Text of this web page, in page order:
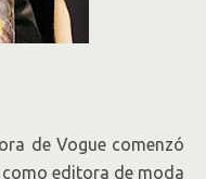
de Vogue comenzó
editora de moda